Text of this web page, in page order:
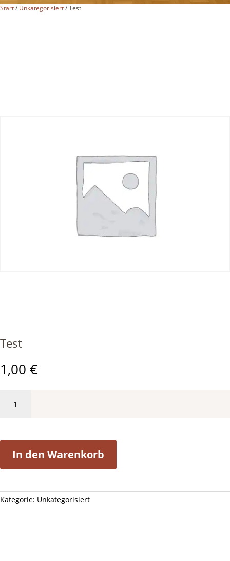
Start/ Unkategorisiert/ Test
Test
1,00 €
Menge
In den Warenkorb
Kategorie: Unkategorisiert